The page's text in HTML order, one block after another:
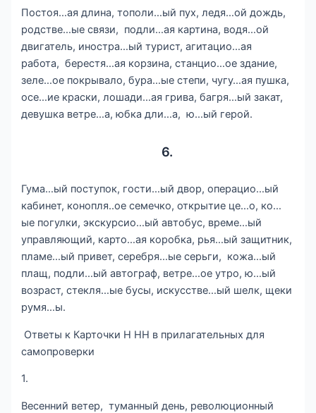
Постоя…ая длина, тополи…ый пух, ледя…ой дождь,
родстве…ые связи, подли…ая картина, водя…ой
двигатель, иностра…ый турист, агитацио…ая
работа, берестя…ая корзина, станцио…ое здание,
зеле…ое покрывало, бура…ые степи, чугу…ая пушка,
осе…ие краски, лошади…ая грива, багря…ый закат,
девушка ветре…а, юбка дли…а, ю…ый герой.
6.
Гума…ый поступок, гости…ый двор, операцио…ый
кабинет, конопля..ое семечко, открытие це…о, ко…
ые погулки, экскурсио…ый автобус, време…ый
управляющий, карто…ая коробка, рья…ый защитник,
пламе…ый привет, серебря…ые серьги, кожа…ый
плащ, подли…ый автограф, ветре…ое утро, ю…ый
возраст, стекля…ые бусы, искусстве…ый шелк, щеки
румя…ы.
Ответы к Карточки Н НН в прилагательных для
самопроверки
1.
Весенний ветер, туманный день, революционный